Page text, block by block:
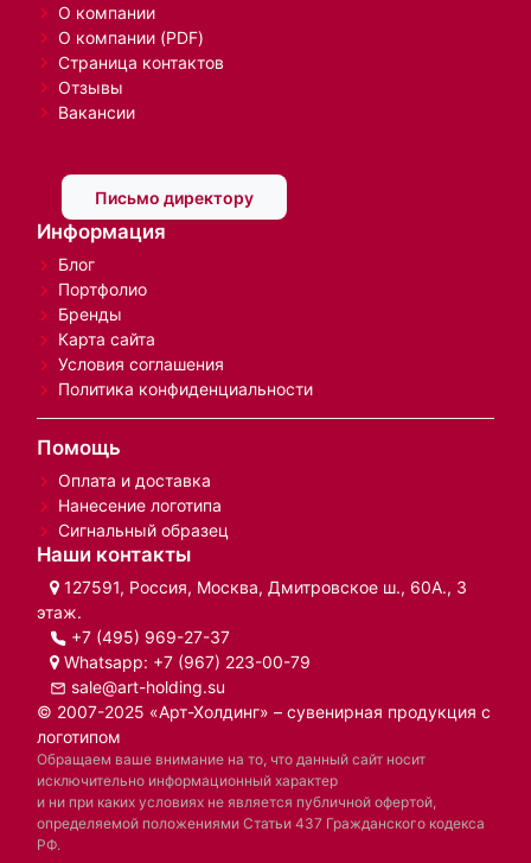
О компании
О компании (PDF)
Страница контактов
Отзывы
Вакансии
Письмо директору
Информация
Блог
Портфолио
Бренды
Карта сайта
Условия соглашения
Политика конфиденциальности
Помощь
Оплата и доставка
Нанесение логотипа
Сигнальный образец
Наши контакты
127591, Россия, Москва, Дмитровское ш., 60А., 3
этаж.
+7 (495) 969-27-37
Whatsapp: +7 (967) 223-00-79
sale@art-holding.su
© 2007-2025 «Арт-Холдинг» – сувенирная продукция с
логотипом
Обращаем ваше внимание на то, что данный сайт носит
исключительно информационный характер
и ни при каких условиях не является публичной офертой,
определяемой положениями Статьи 437 Гражданского кодекса
РФ.